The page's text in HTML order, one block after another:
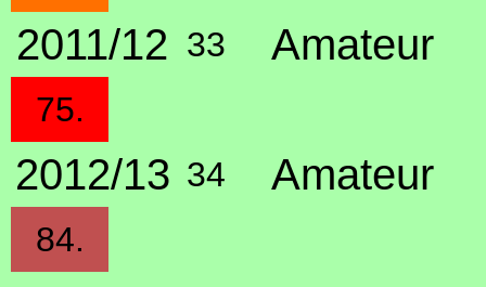
2011/12 33 Amateur
75.
2012/13 34 Amateur
84.